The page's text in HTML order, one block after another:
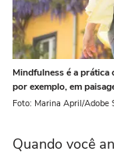
Mindfulness é a prática
por exemplo, em
Foto: Marina April/Adobe
Quando você